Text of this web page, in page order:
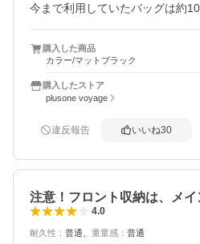
今まで利用していたバッグは約
また、ダブルキャスターとキャ
点字ブロックを乗り越えても今ま
バランスを崩すことはなかった。
フロントオープン部分に関して
ースに苦労する事が稀にありま
分のファスナーを開けて、さら
とフロントオープン部分が180度
部分からメイン収納部にラクラク
購入した商品
カラー/マットブラック
購入したストア
plusone voyage
違反報告 いいね30
注意！フロント収納は、メイ
4.0
耐久性 ： 普通 重量感 ： 普通